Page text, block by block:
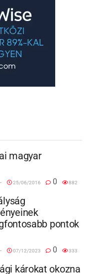
magyar
25/06/2016 0 882
pontok
07/12/2023 0 333
károkat okozna